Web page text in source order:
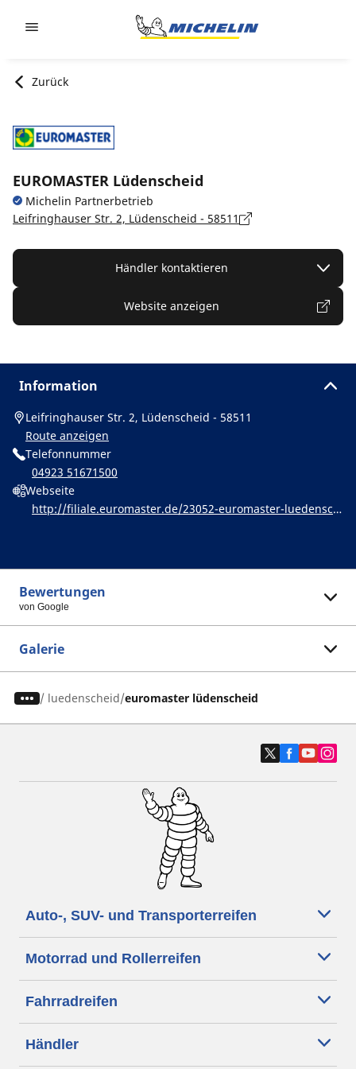
Zurück
EUROMASTER Lüdenscheid
Michelin Partnerbetrieb
Leifringhauser Str. 2, Lüdenscheid - 58511
Händler kontaktieren
Website anzeigen
Information
Leifringhauser Str. 2, Lüdenscheid - 58511
Route anzeigen
Telefonnummer
04923 51671500
Webseite
http://filiale.euromaster.de/23052-euromaster-luedensch
Bewertungen
von Google
Galerie
/ luedenscheid euromaster lüdenscheid
Auto-, SUV- und Transporterreifen
Motorrad und Rollerreifen
Fahrradreifen
Händler